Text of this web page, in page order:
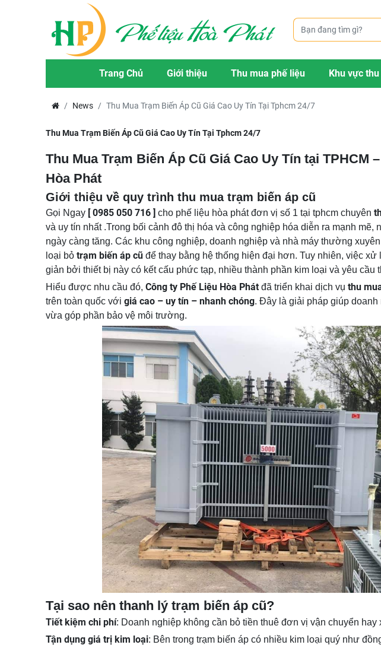
Trang Chủ Giới thiệu Thu mua phế liệu Khu vực
News Thu Mua Trạm Biến Áp Cũ Giá Cao Uy Tín Tại Tphcm 24/7
Thu Mua Trạm Biến Áp Cũ Giá Cao Uy Tín Tại Tphcm 24/7
Thu Mua Trạm Biến Áp Cũ Giá Cao Uy Tín tại TPHCM
Hòa Phát
Giới thiệu về quy trình thu mua trạm biến áp cũ
Gọi Ngay [ 0985 050 716 ] cho phế liệu hòa phát đơn vị số 1 tại tphcm chuyên
và uy tín nhất .Trong bối cảnh đô thị hóa và công nghiệp hóa diễn ra mạnh mẽ,
ngày càng tăng. Các khu công nghiệp, doanh nghiệp và nhà máy thường
loại bỏ trạm biến áp cũ để thay bằng hệ thống hiện đại hơn. Tuy nhiên, việc
giản bởi thiết bị này có kết cấu phức tạp, nhiều thành phần kim loại và yêu cầu
Hiểu được nhu cầu đó, Công ty Phế Liệu Hòa Phát đã triển khai dịch vụ thu
trên toàn quốc với giá cao – uy tín – nhanh chóng. Đây là giải pháp giúp
vừa góp phần bảo vệ môi trường.
Tại sao nên thanh lý trạm biến áp cũ?
Tiết kiệm chi phí: Doanh nghiệp không cần bỏ tiền thuê đơn vị vận chuyển hay
Tận dụng giá trị kim loại: Bên trong trạm biến áp có nhiều kim loại quý như